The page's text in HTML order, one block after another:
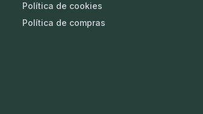
Política de cookies
Política de compras